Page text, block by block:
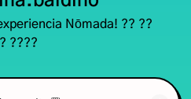
Nōmada! ?? ??
????